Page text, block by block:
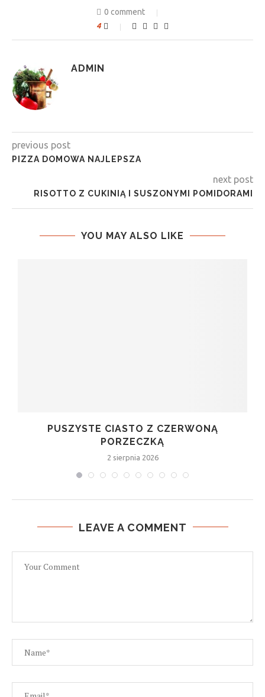
0 comment
4
ADMIN
previous post
PIZZA DOMOWA NAJLEPSZA
next post
RISOTTO Z CUKINIĄ I SUSZONYMI POMIDORAMI
YOU MAY ALSO LIKE
PUSZYSTE CIASTO Z CZERWONĄ
PORZECZKĄ
2 sierpnia 2026
LEAVE A COMMENT